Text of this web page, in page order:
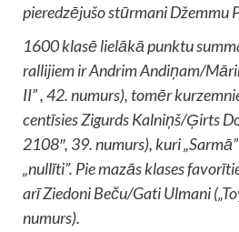
pieredzējušo stūrmani Džemmu
1600 klasē lielākā punktu
rallijiem ir Andrim Andiņam/
II” , 42. numurs), tomēr
centīsies Zigurds Kalniņš/Ģirts
2108″, 39. numurs), kuri
„nullīti”. Pie mazās klases
arī Ziedoni Beču/Gati Ulmani
numurs).